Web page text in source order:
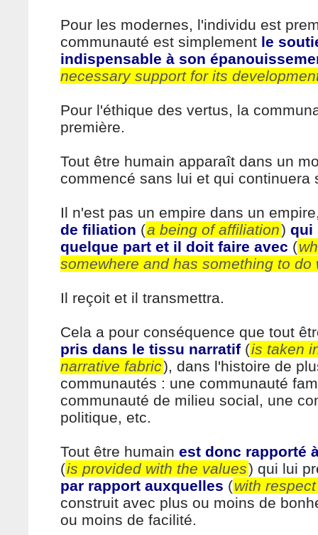
Pour les modernes, l'individu est
communauté est simplement le
indispensable à son
necessary support for its
Pour l'éthique des vertus, la
première.
Tout être humain apparaît dans un
commencé sans lui et qui continuera
Il n'est pas un empire dans un
de filiation (a being of affiliation) qui
quelque part et il doit faire avec (
somewhere and has something to do
Il reçoit et il transmettra.
Cela a pour conséquence que tout
pris dans le tissu narratif (is taken
narrative fabric), dans l'histoire de
communautés : une communauté
communauté de milieu social, une
politique, etc.
Tout être humain est donc rapporté
(is provided with the values) qui lui
par rapport auxquelles (with
construit avec plus ou moins de
ou moins de facilité.